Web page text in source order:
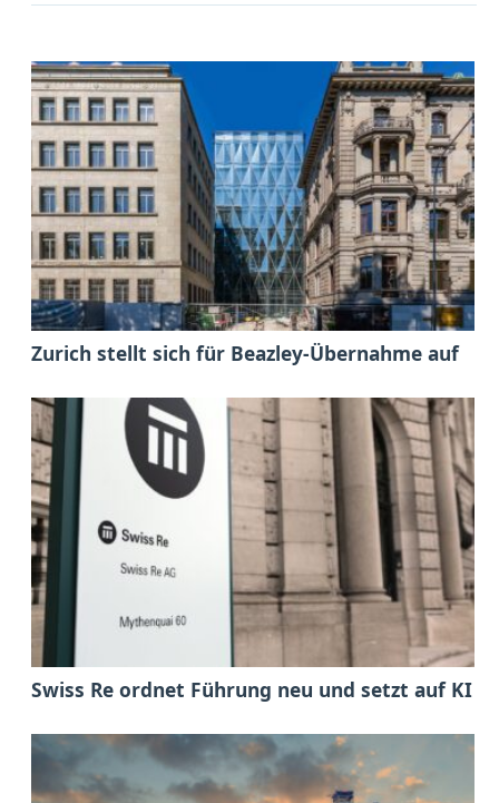
Zurich stellt sich für Beazley-Übernahme auf
Swiss Re ordnet Führung neu und setzt auf KI